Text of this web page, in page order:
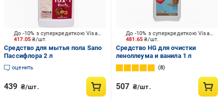
417.05₴/шт.
До -10% з суперкредиткою Visa Вигода
Средство для мытья пола Sano
Пассифлора 2 л
оценить
439 ₴/шт.
481.65₴/шт.
До -10% з суперкредиткою Visa Вигода
Средство HG для очистки
леноллеума и ванила 1 л
8
507 ₴/шт.